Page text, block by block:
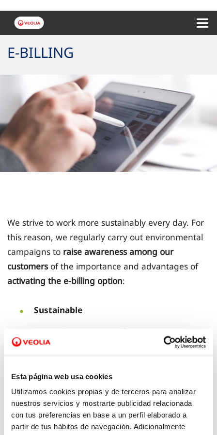
Esta página web usa cookies
Utilizamos cookies propias y de terceros para analizar
nuestros servicios y mostrarte publicidad relacionada
con tus preferencias en base a un perfil elaborado a
partir de tus hábitos de navegación. Adicionalmente
E-BILLING
We strive to work more sustainably every day. For
this reason, we regularly carry out environmental
campaigns to raise awareness among our
customers of the importance and advantages of
activating the e-billing option:
Sustainable
Managing correspondence
More information
Greater accessibility
If you are already a user of the client area you can